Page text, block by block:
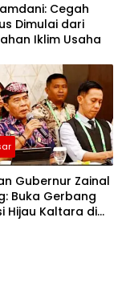
Cegah
Dimulai dari
Iklim Usaha
Gubernur Zainal
Buka Gerbang
Hijau Kaltara di